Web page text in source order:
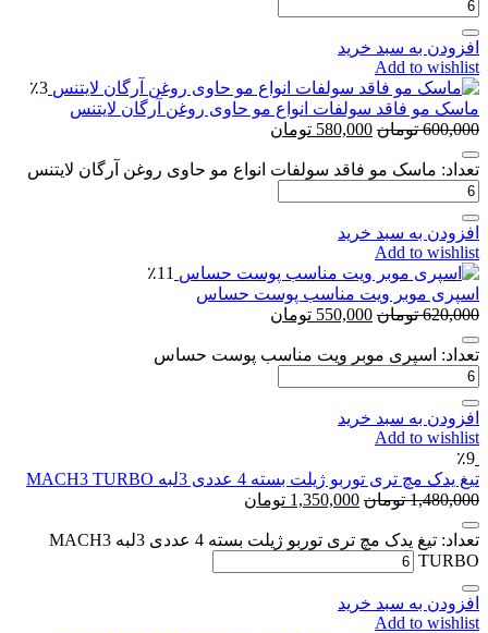
افزودن به سبد خرید
Add to wishlist
٪3
ماسک مو فاقد سولفات انواع مو حاوی روغن آرگان لایتنس
600,000 تومان 580,000 تومان
تعداد: ماسک مو فاقد سولفات انواع مو حاوی روغن آرگان لایتنس
افزودن به سبد خرید
Add to wishlist
٪11
اس‍پری موبر ویت مناسب پوست حساس
620,000 تومان 550,000 تومان
تعداد: اس‍پری موبر ویت مناسب پوست حساس
افزودن به سبد خرید
Add to wishlist
٪9
تیغ یدک مچ تری توربو ژیلت بسته 4 عددی 3لبه MACH3 TURBO
1,480,000 تومان 1,350,000 تومان
تعداد: تیغ یدک مچ تری توربو ژیلت بسته 4 عددی 3لبه MACH3
TURBO
افزودن به سبد خرید
Add to wishlist